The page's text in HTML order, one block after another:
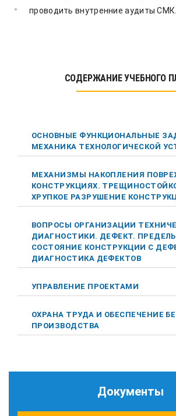
проводить внутренние аудиты СМК.
СОДЕРЖАНИЕ УЧЕБНОГО
ОСНОВНЫЕ ФУНКЦИОНАЛЬНЫЕ
МЕХАНИКА ТЕХНОЛОГИЧЕСКОЙ
МЕХАНИЗМЫ НАКОПЛЕНИЯ
КОНСТРУКЦИЯХ.
ХРУПКОЕ РАЗРУШЕНИЕ
ВОПРОСЫ ОРГАНИЗАЦИИ
ДИАГНОСТИКИ. ДЕФЕКТ.
СОСТОЯНИЕ КОНСТРУКЦИИ С
ДИАГНОСТИКА ДЕФЕКТОВ
УПРАВЛЕНИЕ ПРОЕКТАМИ
ОХРАНА ТРУДА И ОБЕСПЕЧЕНИЕ
ПРОИЗВОДСТВА
Документы